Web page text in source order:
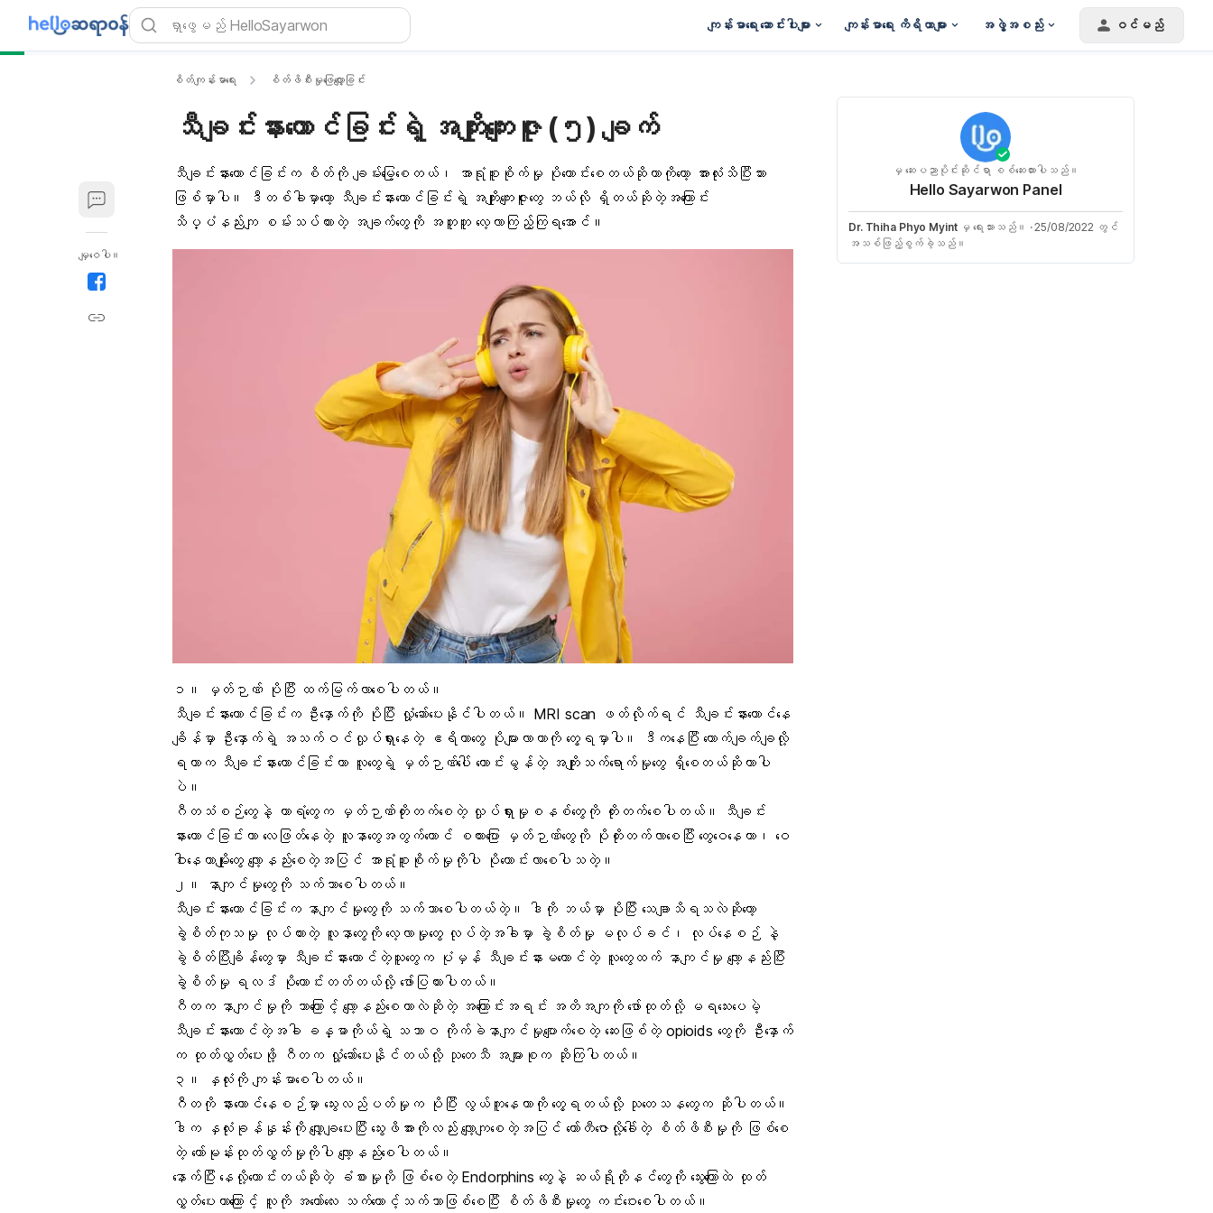
ကျန်းမာရေး ဆောင်းပါးများ ကျန်းမာရေး ကိရိယာများ အဖွဲ့အစည်း ဝင်မည်
မျှဝေပါ။
စိတ်ကျန်းမာရေး စိတ်ဖိစီးမှုဖြေလျှော့ခြင်း
သီချင်းနားထောင်ခြင်းရဲ့ အကျိုးကျေးဇူး (၅) ချက်
သီချင်းနားထောင်ခြင်း က စိတ်ကို ချမ်းမြေ့စေတယ်၊ အာရုံစူးစိုက်မှု ပိုကောင်းစေတယ်ဆိုတာကိုတော့ အားလုံးသိပြီးသား
ဖြစ်မှာပါ။ ဒီတစ်ခါမှာတော့ သီချင်းနားထောင်ခြင်းရဲ့ အကျိုးကျေးဇူးတွေဘယ်လို ရှိတယ်ဆိုတဲ့အကြောင်း
သိပ္ပံနည်းကျ စမ်းသပ်ထားတဲ့ အချက်တွေကို အတူတူ လေ့လာကြည့်ကြရအောင်။
၁။ မှတ်ဉာဏ်ပိုပြီး ထက်မြက်လာစေပါတယ်။
သီချင်းနားထောင်ခြင်းက ဦးနှောက်ကို ပိုပြီး လှုံ့ဆော်ပေးနိုင်ပါတယ်။ MRI scan ဖတ်လိုက်ရင် သီချင်းနားထောင်နေ
ချိန်မှာ ဦးနှောက်ရဲ့ အသက်ဝင်လှုပ်ရှားနေတဲ့ ဧရိယာတွေ ပိုများလာတာကို တွေ့ရမှာပါ။ ဒီကနေပြီး ကောက်ချက်ချလို့
ရတာက သီချင်းနားထောင်ခြင်းဟာ လူတွေရဲ့ မှတ်ဉာဏ်ပေါ် ကောင်းမွန်တဲ့ အကျိုးသက်ရောက်မှုတွေ ရှိစေတယ်ဆိုတာပါ
ပဲ။
ဂီတသံစဉ်တွေနဲ့ ကာရံတွေက မှတ်ဉာဏ်တိုးတက်စေတဲ့ လှုပ်ရှားမှုစနစ်တွေကို တိုးတက်စေပါတယ်။ သီချင်း
နားထောင်ခြင်းဟာ လေဖြတ်နေတဲ့ လူနာတွေအတွက်တောင် စကားပြော မှတ်ဉာဏ်တွေကို ပိုတိုးတက်လာစေပြီး တွေဝေနေတာ၊ ဝေ
ဝါးနေတာမျိုးတွေ လျော့နည်းစေတဲ့အပြင် အာရုံစူးစိုက်မှုကိုပါ ပိုကောင်းလာစေပါသတဲ့။
၂။
နာကျင်မှုတွေကို သက်သာစေပါတယ်။
သီချင်းနားထောင်ခြင်းက နာကျင်မှုတွေကို သက်သာစေပါတယ်တဲ့။ ဒါကို ဘယ်မှာ ပိုပြီး သေချာသိရသလဲဆိုတော့
ခွဲစိတ်ကုသမှု လုပ်ထားတဲ့ လူနာတွေကို လေ့လာမှုတွေ လုပ်တဲ့အခါမှာ ခွဲစိတ်မှု မလုပ်ခင်၊ လုပ်နေစဉ် နဲ့
ခွဲစိတ်ပြီးချိန်တွေမှာ သီချင်းနားထောင်တဲ့သူတွေက ပုံမှန် သီချင်းနားမထောင်တဲ့ လူတွေထက် နာကျင်မှု လျော့နည်းပြီး
ခွဲစိတ်မှု ရလဒ် ပိုကောင်းတတ်တယ်လို့ ဖော်ပြထားပါတယ်။
ဂီတက နာကျင်မှုကို ဘာကြောင့် လျော့နည်းစေတာလဲဆိုတဲ့ အကြောင်းအရင်း အတိအကျကို ဖော်ထုတ်လို့ မရသေးပေမဲ့
သီချင်းနားထောင်တဲ့အခါ ခန္ဓာကိုယ်ရဲ့ သဘာဝ ကိုက်ခဲနာကျင်မှုပျောက်စေတဲ့ ဆေးဖြစ်တဲ့ opioids တွေကို ဦးနှောက်
က ထုတ်လွှတ်ပေးဖို့
ဂီတ က လှုံ့ဆော်ပေးနိုင်တယ်လို့ သုတေသီ အများစုက ဆိုကြပါတယ်။
၃။
နှလုံး ကို ကျန်းမာစေပါတယ်။
ဂီတကို နားထောင်နေစဉ်မှာ သွေးလည်ပတ်မှုက ပိုပြီး လွယ်ကူနေတာကို တွေ့ရတယ်လို့ သုတေသနတွေက ဆိုပါတယ်။
ဒါက နှလုံးခုန်နှုန်းကို လျှော့ချပေးပြီး သွေးဖိအားကိုလည်း လျော့ကျစေတဲ့အပြင် ကော်တီဇောလို့ခေါ်တဲ့ စိတ်ဖိစီးမှုကို ဖြစ်စေ
တဲ့ ဟော်မုန်းထုတ်လွှတ်မှု ကိုပါ လျော့နည်းစေပါတယ်။
နောက်ပြီး နေလို့ကောင်းတယ်ဆိုတဲ့ ခံစားမှုကို ဖြစ်စေတဲ့ Endorphins တွေနဲ့ ဆယ်ရိုတိုနင်တွေကို သွေးကြောထဲ ထုတ်
လွှတ်ပေးတာကြောင့် လူကို အတော်လေး သက်တောင့်သက်သာဖြစ်စေပြီး
စိတ်ဖိစီးမှုတွေ ကင်းဝေးစေပါတယ်။
မှ ဆေးပညာပိုင်းဆိုင်ရာ စစ်ဆေးထားပါသည်။
Hello Sayarwon Panel
Dr. Thiha Phyo Myintမှ ရေးသားသည်။ ·25/08/2022 တွင်
အသစ်ဖြည့်စွက်ခဲ့သည်။